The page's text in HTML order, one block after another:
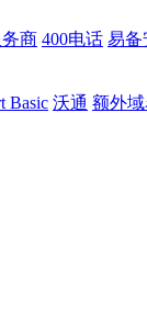
商 400电话 易备
Basic 沃通 额外